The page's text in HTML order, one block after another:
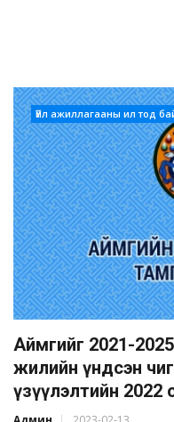
Үйл ажиллагааны ил тод
Аймгийг 2021-
жилийн үндсэн
үзүүлэлтийн 2022